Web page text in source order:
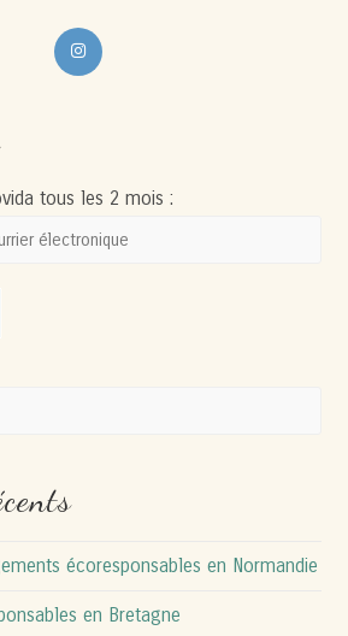
S’ouvre
tous les 2 mois :
écoresponsables en Normandie
en Bretagne